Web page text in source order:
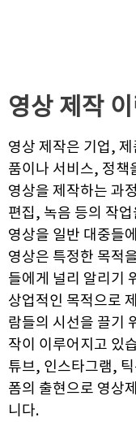
영상 제작
영상 제작은 기업,
품이나 서비스, 정책
영상을 제작하는 과
편집, 녹음 등의 작
영상을 일반 대중들
영상은 특정한 목적
들에게 널리 알리기
상업적인 목적으로
람들의 시선을 끌기
작이 이루어지고 있
튜브, 인스타그램,
폼의 출현으로 영상
니다.